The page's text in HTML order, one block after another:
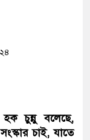
চুন্নু বলেছে,
চাই, যাতে